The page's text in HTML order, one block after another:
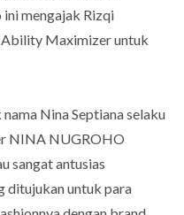
mengajak Rizqi
Ability Maximizer untuk
Nina Septiana selaku
NINA NUGROHO
sangat antusias
ditujukan untuk para